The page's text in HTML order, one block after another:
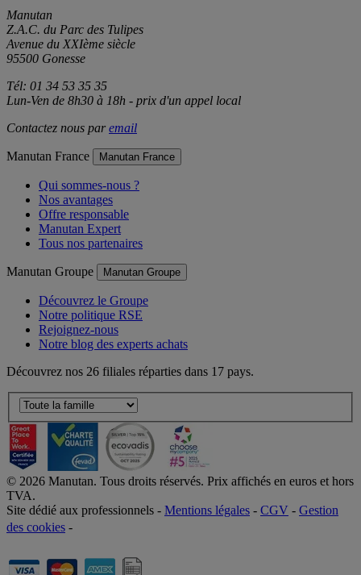
Manutan
Z.A.C. du Parc des Tulipes
Avenue du XXIème siècle
95500 Gonesse
Tél: 01 34 53 35 35
Lun-Ven de 8h30 à 18h - prix d'un appel local
Contactez nous paremail
Manutan France Manutan France
Qui sommes-nous ?
Nos avantages
Offre responsable
Manutan Expert
Tous nos partenaires
Manutan Groupe Manutan Groupe
Découvrez le Groupe
Notre politique RSE
Rejoignez-nous
Notre blog des experts achats
Découvrez nos 26 filiales réparties dans 17 pays.
© 2026 Manutan. Tous droits réservés. Prix affichés en euros et hors
TVA.
Site dédié aux professionnels - Mentions légales - CGV - Gestion
des cookies -